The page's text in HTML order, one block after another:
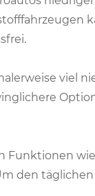
viel
wie
den